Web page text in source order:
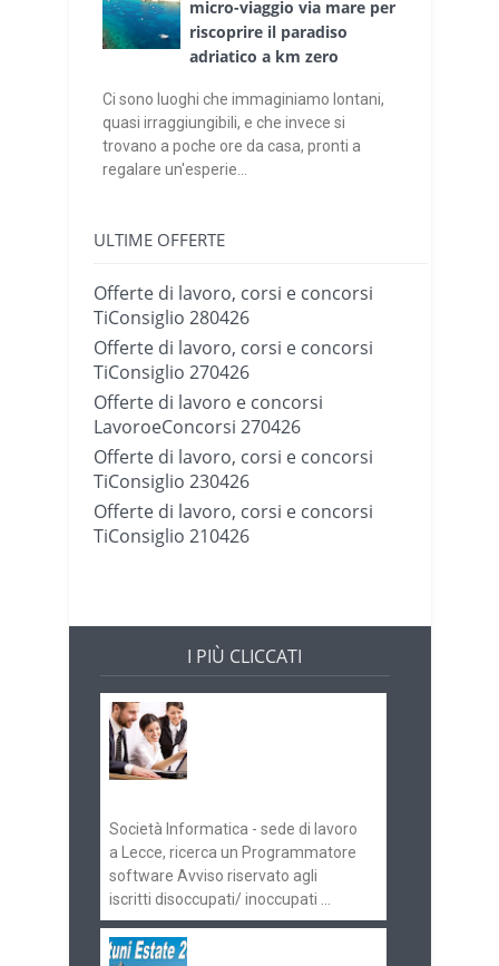
micro-viaggio via mare per
riscoprire il paradiso
adriatico a km zero
Ci sono luoghi che immaginiamo lontani,
quasi irraggiungibili, e che invece si
trovano a poche ore da casa, pronti a
regalare un'esperie...
ULTIME OFFERTE
Offerte di lavoro, corsi e concorsi
TiConsiglio 280426
Offerte di lavoro, corsi e concorsi
TiConsiglio 270426
Offerte di lavoro e concorsi
LavoroeConcorsi 270426
Offerte di lavoro, corsi e concorsi
TiConsiglio 230426
Offerte di lavoro, corsi e concorsi
TiConsiglio 210426
I PIÙ CLICCATI
Società Informatica - sede di lavoro
a Lecce, ricerca un Programmatore
software Avviso riservato agli
iscritti disoccupati/ inoccupati ...